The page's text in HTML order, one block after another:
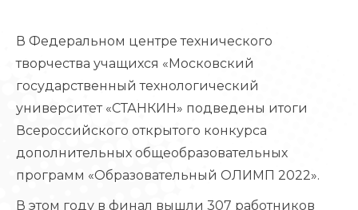
В Федеральном центре технического
творчества учащихся «Московский
государственный технологический
университет «СТАНКИН» подведены итоги
Всероссийского открытого конкурса
дополнительных общеобразовательных
программ «Образовательный ОЛИМП 2022».
В этом году в финал вышли 307 работников